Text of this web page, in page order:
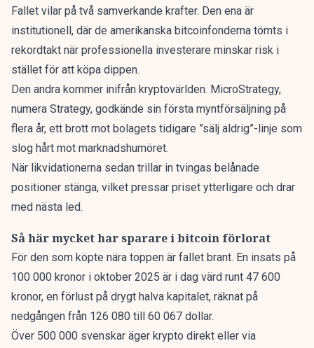
Fallet vilar på två samverkande krafter. Den ena är
institutionell, där de amerikanska bitcoinfonderna tömts i
rekordtakt när professionella investerare minskar risk i
stället för att köpa dippen.
Den andra kommer inifrån kryptovärlden. MicroStrategy,
numera Strategy, godkände sin första myntförsäljning på
flera år, ett brott mot bolagets tidigare ”sälj aldrig”-linje som
slog hårt mot marknadshumöret.
När likvidationerna sedan trillar in tvingas belånade
positioner stänga, vilket pressar priset ytterligare och drar
med nästa led.
Så här mycket har sparare i bitcoin förlorat
För den som köpte nära toppen är fallet brant. En insats på
100 000 kronor i oktober 2025 är i dag värd runt 47 600
kronor, en förlust på drygt halva kapitalet, räknat på
nedgången från 126 080 till 60 067 dollar.
Över 500 000 svenskar äger krypto direkt eller via